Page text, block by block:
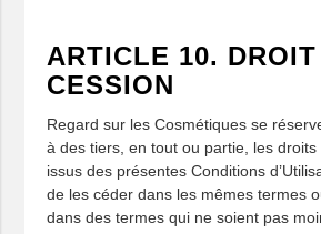
ARTICLE 10. DROIT
CESSION
Regard sur les Cosmétiques se
à des tiers, en tout ou partie, les
issus des présentes Conditions
de les céder dans les mêmes termes
dans des termes qui ne soient pas